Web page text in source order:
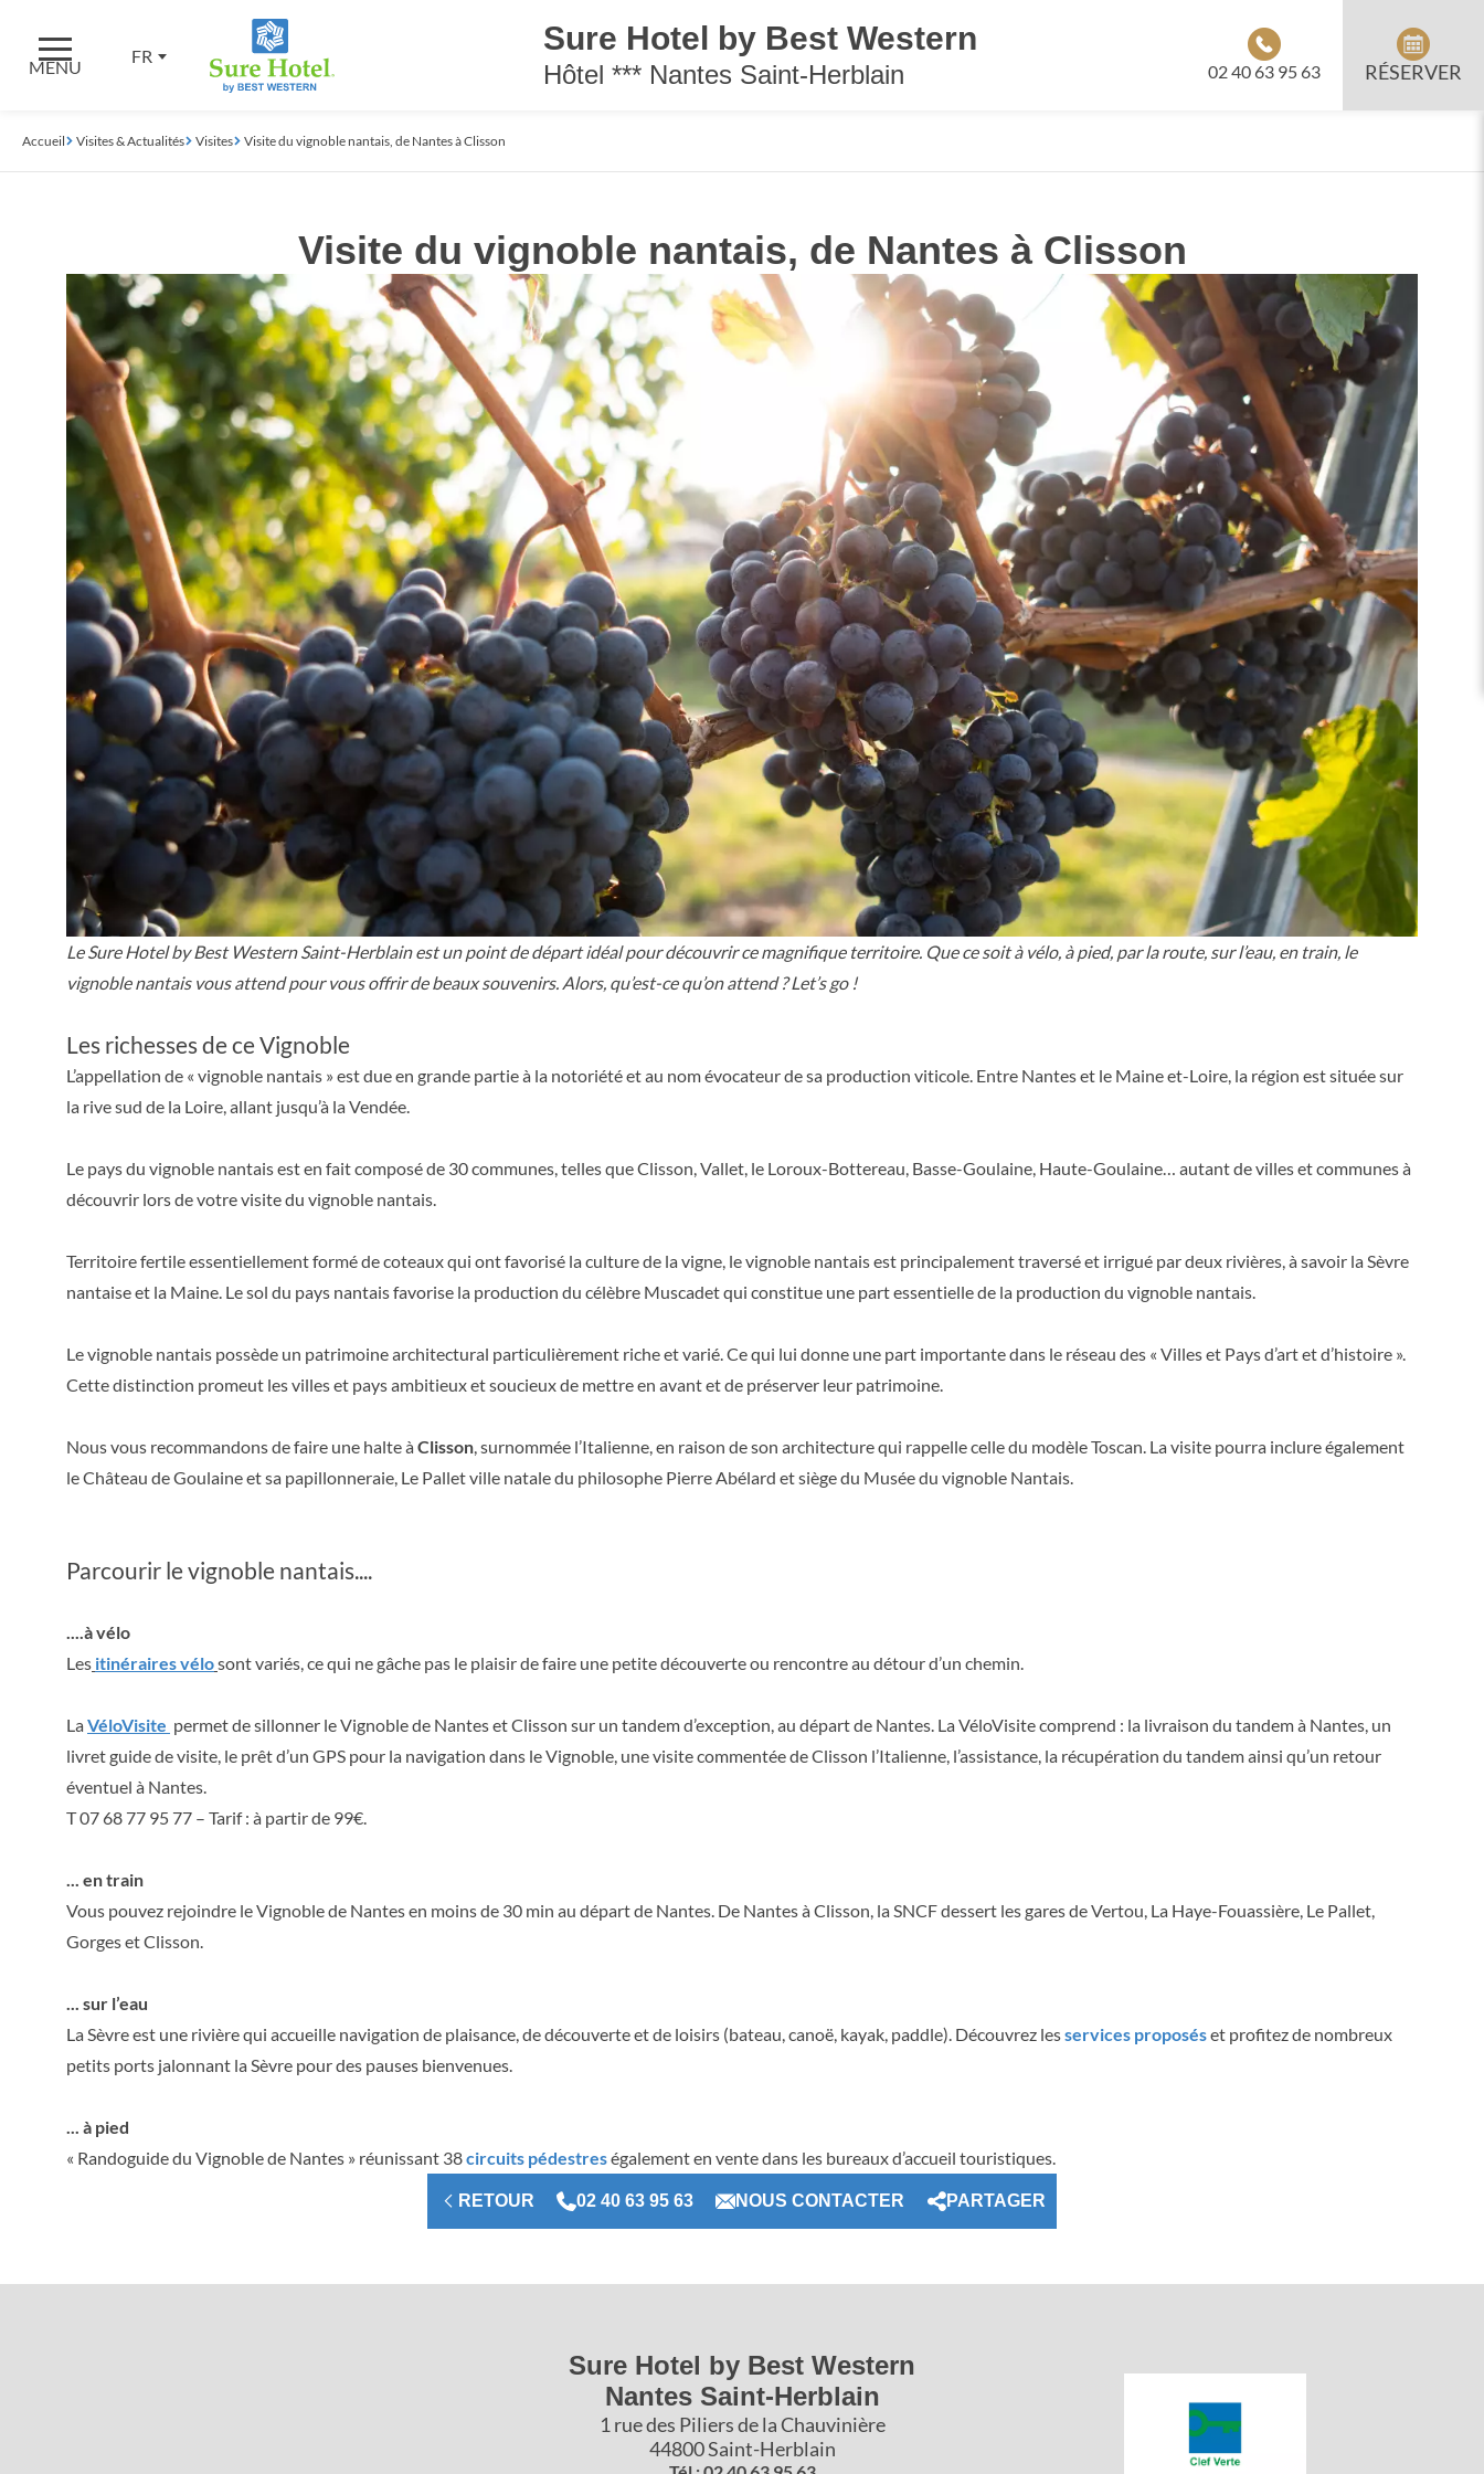
MENU
FR Sure Hotel by Best Western
Hôtel *** Nantes Saint-Herblain 02 40 63 95 63 RÉSERVER
Accueil Visites & Actualités Visites Visite du vignoble nantais, de Nantes à Clisson
Visite du vignoble nantais, de Nantes à Clisson
Le Sure Hotel by Best Western Saint-Herblain est un point de départ idéal pour découvrir ce magnifique territoire. Que ce soit à vélo, à pied, par la route, sur l’eau, en train, le
vignoble nantais vous attend pour vous offrir de beaux souvenirs. Alors, qu’est-ce qu’on attend ? Let’s go !
Les richesses de ce Vignoble
L’appellation de « vignoble nantais » est due en grande partie à la notoriété et au nom évocateur de sa production viticole. Entre Nantes et le Maine et-Loire, la région est située sur
la rive sud de la Loire, allant jusqu’à la Vendée.
Le pays du vignoble nantais est en fait composé de 30 communes, telles que Clisson, Vallet, le Loroux-Bottereau, Basse-Goulaine, Haute-Goulaine… autant de villes et communes à
découvrir lors de votre visite du vignoble nantais.
Territoire fertile essentiellement formé de coteaux qui ont favorisé la culture de la vigne, le vignoble nantais est principalement traversé et irrigué par deux rivières, à savoir la Sèvre
nantaise et la Maine. Le sol du pays nantais favorise la production du célèbre Muscadet qui constitue une part essentielle de la production du vignoble nantais.
Le vignoble nantais possède un patrimoine architectural particulièrement riche et varié. Ce qui lui donne une part importante dans le réseau des « Villes et Pays d’art et d’histoire ».
Cette distinction promeut les villes et pays ambitieux et soucieux de mettre en avant et de préserver leur patrimoine.
Nous vous recommandons de faire une halte àClisson, surnommée l’Italienne, en raison de son architecture qui rappelle celle du modèle Toscan. La visite pourra inclure également
le Château de Goulaine et sa papillonneraie, Le Pallet ville natale du philosophe Pierre Abélard et siège du Musée du vignoble Nantais.
Parcourir le vignoble nantais....
....à vélo
Les itinéraires vélosont variés, ce qui ne gâche pas le plaisir de faire une petite découverte ou rencontre au détour d’un chemin.
LaVéloVisite permet de sillonner le Vignoble de Nantes et Clisson sur un tandem d’exception, au départ de Nantes. La VéloVisite comprend : la livraison du tandem à Nantes, un
livret guide de visite, le prêt d’un GPS pour la navigation dans le Vignoble, une visite commentée de Clisson l’Italienne, l’assistance, la récupération du tandem ainsi qu’un retour
éventuel à Nantes.
T 07 68 77 95 77 – Tarif : à partir de 99€.
... en train
Vous pouvez rejoindre le Vignoble de Nantes en moins de 30 min au départ de Nantes. De Nantes à Clisson, la SNCF dessert les gares de Vertou, La Haye-Fouassière, Le Pallet,
Gorges et Clisson.
... sur l’eau
La Sèvre est une rivière qui accueille navigation de plaisance, de découverte et de loisirs (bateau, canoë, kayak, paddle). Découvrez lesservices proposéset profitez de nombreux
petits ports jalonnant la Sèvre pour des pauses bienvenues.
... à pied
« Randoguide du Vignoble de Nantes » réunissant 38circuits pédestreségalement en vente dans les bureaux d’accueil touristiques.
RETOUR 02 40 63 95 63 NOUS CONTACTER PARTAGER
Sure Hotel by Best Western
Nantes Saint-Herblain
1 rue des Piliers de la Chauvinière
44800 Saint-Herblain